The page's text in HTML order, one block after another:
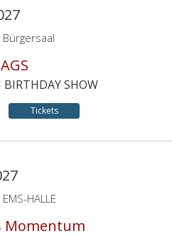
Bürgersaal
BIRTHDAY SHOW
Tickets
EMS-HALLE
Momentum